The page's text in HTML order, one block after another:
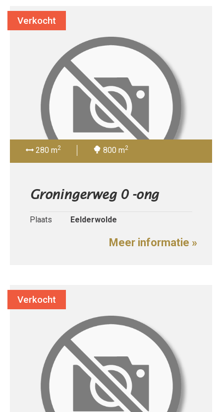
280 m2 800 m2
Groningerweg 0 -ong
Plaats Eelderwolde
Meer informatie »
Verkocht
Verkocht